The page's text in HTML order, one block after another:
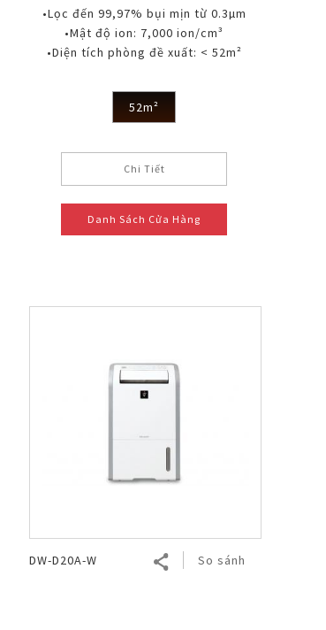
•Lọc đến 99,97% bụi mịn từ 0.3µm
•Mật độ ion: 7,000 ion/cm³
•Diện tích phòng đề xuất: < 52m²
52m²
Chi Tiết
Danh Sách Cửa Hàng
DW-D20A-W So sánh